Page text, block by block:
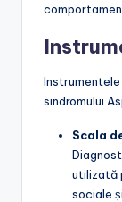
sindromului
Scala
utilizată
sociale